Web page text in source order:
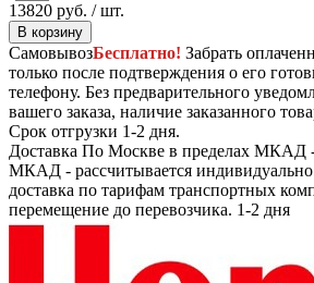
13820 руб. / шт.
В корзину
СамовывозБесплатно! Забрать
только после подтверждения о его
телефону. Без предварительного
вашего заказа, наличие заказанного
Срок отгрузки 1-2 дня.
Доставка По Москве в пределах МКАД -
МКАД - рассчитывается
доставка по тарифам транспортных
перемещение до перевозчика. 1-2 дня